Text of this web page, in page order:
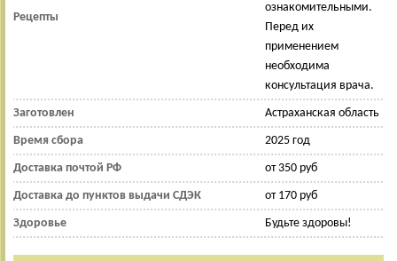
Рецепты
ознакомительными.
Перед их
применением
необходима
консультация врача.
Заготовлен Астраханская область
Время сбора 2025 год
Доставка почтой РФ от 350 руб
Доставка до пунктов выдачи СДЭК от 170 руб
Здоровье Будьте здоровы!